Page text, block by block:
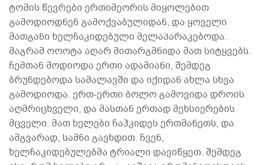
ტომის წევრები ერთიმეორის მიყოლებით
გამოდიოდნენ გამოქვაბულიდან, და ყოველი
მათგანი ხელჩაკიდებული მელაპარაკებოდა.
მაგრამ ოოოტა აღარ მითარგმნიდა მათ სიტყვებს.
ჩემთან მოდიოდა ერთი ადამიანი, შემდეგ
ბრუნდებოდა სამალავში და იქიდან ახლა სხვა
გამოდიოდა. ერთ-ერთი ბოლო გამოვიდა დროის
აღმრიცხველი, და მასთან ერთად მეხსიერების
მცველი. მათ ხელები ჩაჰკიდეს ერთმანეთს, და
ამგვარად, სამნი გავხდით. ჩვენ,
ხელჩაკიდებულებმა ტრიალი დავიწყეთ. შემდეგ